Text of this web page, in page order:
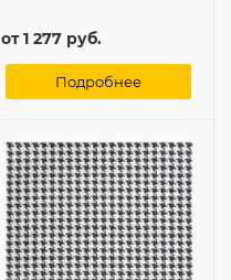
от1 277 руб.
Подробнее